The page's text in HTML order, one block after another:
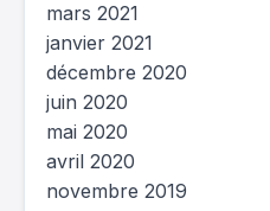
mars 2021
janvier 2021
décembre 2020
juin 2020
mai 2020
avril 2020
novembre 2019